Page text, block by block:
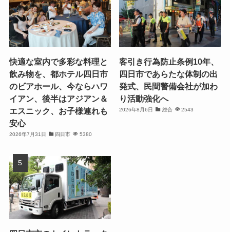
快適な室内で多彩な料理と
飲み物を、都ホテル四日市
のビアホール、今ならハワ
イアン、後半はアジアン＆
エスニック、お子様連れも
安心
2026年7月31日 四日市 5380
客引き行為防止条例10年、
四日市であらたな体制の出
発式、民間警備会社が加わ
り活動強化へ
2026年8月6日 総合 2543